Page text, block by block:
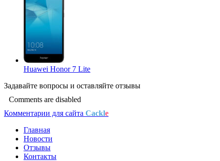
Huawei Honor 7 Lite
Задавайте вопросы и оставляйте отзывы
Comments are disabled
Комментарии для сайта Cackle
Главная
Новости
Отзывы
Контакты